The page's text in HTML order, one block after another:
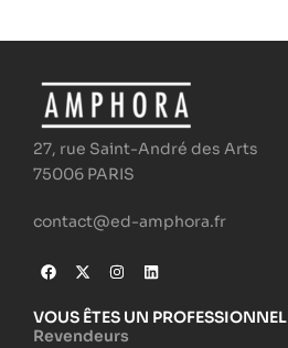
27, rue Saint-André des Arts
75006 PARIS
contact@ed-amphora.fr
VOUS ÊTES UN PROFESSIONNEL
Revendeurs